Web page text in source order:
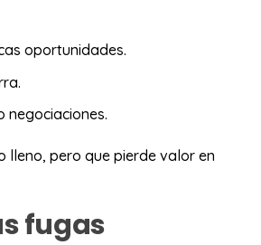
oportunidades.
negociaciones.
lleno, pero que pierde valor en
fugas